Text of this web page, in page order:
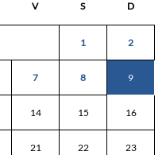
V S D
1 2
7 8 9
14 15 16
21 22 23